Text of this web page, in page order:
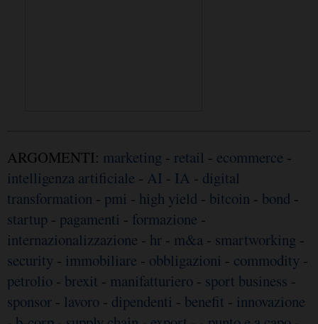
ARGOMENTI: marketing - retail - ecommerce -
intelligenza artificiale - AI - IA - digital
transformation - pmi - high yield - bitcoin - bond -
startup - pagamenti - formazione -
internazionalizzazione - hr - m&a - smartworking -
security - immobiliare - obbligazioni - commodity -
petrolio - brexit - manifatturiero - sport business -
sponsor - lavoro - dipendenti - benefit - innovazione